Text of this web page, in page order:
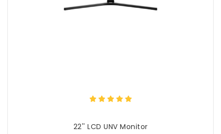
22'' LCD UNV Monitor